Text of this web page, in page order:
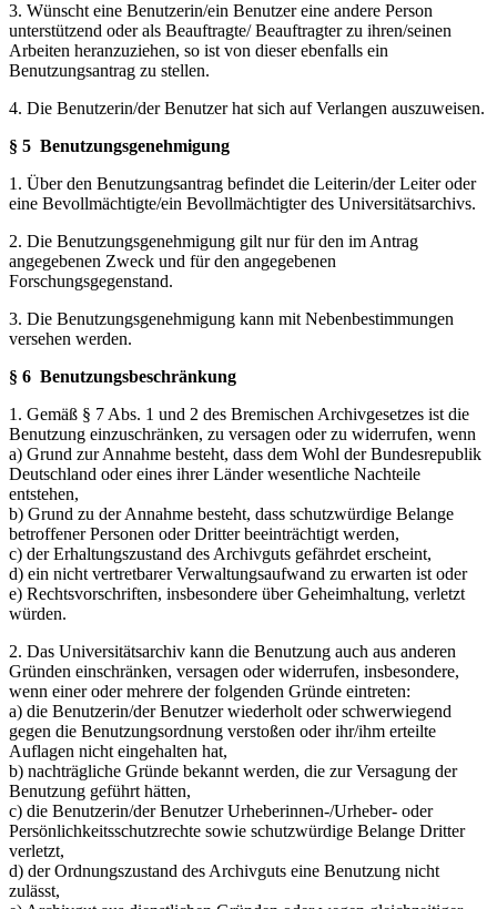
3. Wünscht eine Benutzerin/ein Benutzer eine andere Person
unterstützend oder als Beauftragte/ Beauftragter zu ihren/seinen
Arbeiten heranzuziehen, so ist von dieser ebenfalls ein
Benutzungsantrag zu stellen.
4. Die Benutzerin/der Benutzer hat sich auf Verlangen auszuweisen.
§ 5 Benutzungsgenehmigung
1. Über den Benutzungsantrag befindet die Leiterin/der Leiter oder
eine Bevollmächtigte/ein Bevollmächtigter des Universitätsarchivs.
2. Die Benutzungsgenehmigung gilt nur für den im Antrag
angegebenen Zweck und für den angegebenen
Forschungsgegenstand.
3. Die Benutzungsgenehmigung kann mit Nebenbestimmungen
versehen werden.
§ 6 Benutzungsbeschränkung
1. Gemäß § 7 Abs. 1 und 2 des Bremischen Archivgesetzes ist die
Benutzung einzuschränken, zu versagen oder zu widerrufen, wenn
a) Grund zur Annahme besteht, dass dem Wohl der Bundesrepublik
Deutschland oder eines ihrer Länder wesentliche Nachteile
entstehen,
b) Grund zu der Annahme besteht, dass schutzwürdige Belange
betroffener Personen oder Dritter beeinträchtigt werden,
c) der Erhaltungszustand des Archivguts gefährdet erscheint,
d) ein nicht vertretbarer Verwaltungsaufwand zu erwarten ist oder
e) Rechtsvorschriften, insbesondere über Geheimhaltung, verletzt
würden.
2. Das Universitätsarchiv kann die Benutzung auch aus anderen
Gründen einschränken, versagen oder widerrufen, insbesondere,
wenn einer oder mehrere der folgenden Gründe eintreten:
a) die Benutzerin/der Benutzer wiederholt oder schwerwiegend
gegen die Benutzungsordnung verstoßen oder ihr/ihm erteilte
Auflagen nicht eingehalten hat,
b) nachträgliche Gründe bekannt werden, die zur Versagung der
Benutzung geführt hätten,
c) die Benutzerin/der Benutzer Urheberinnen-/Urheber- oder
Persönlichkeitsschutzrechte sowie schutzwürdige Belange Dritter
verletzt,
d) der Ordnungszustand des Archivguts eine Benutzung nicht
zulässt,